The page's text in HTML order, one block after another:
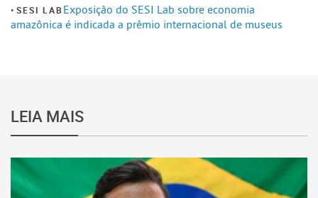
SESI LAB Exposição do SESI Lab sobre economia
amazônica é indicada a prêmio internacional de museus
LEIA MAIS